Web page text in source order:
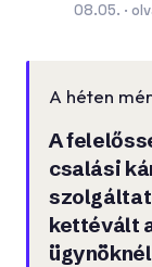
08.05. ·
A héten
A
csalási
kettévált